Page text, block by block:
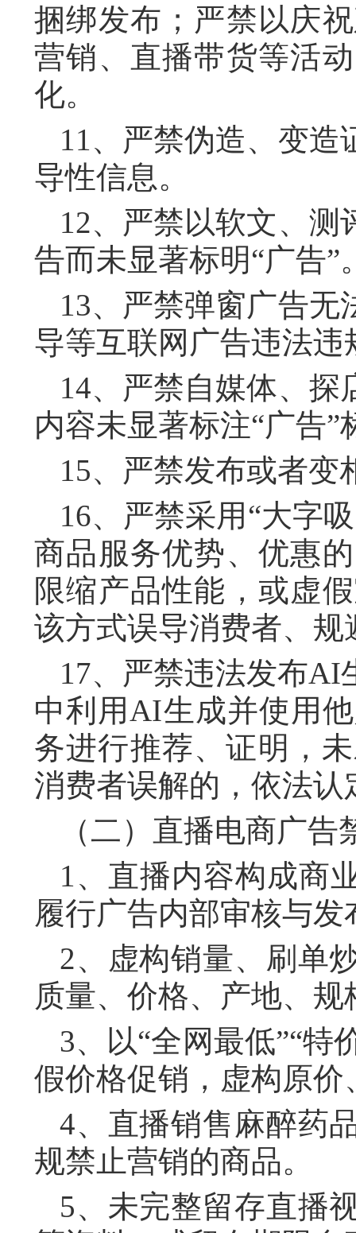
捆绑发布；严禁以庆
营销、直播带货等活
化。
11、严禁伪造、变
导性信息。
12、严禁以软文、
告而未显著标明“广告”
13、严禁弹窗广告
导等互联网广告违法违
14、严禁自媒体、
内容未显著标注“广告
15、严禁发布或者变
16、严禁采用“大字
商品服务优势、优惠
限缩产品性能，或虚
该方式误导消费者、规
17、严禁违法发布AI
中利用AI生成并使用
务进行推荐、证明，
消费者误解的，依法认
（二）直播电商广告
1、直播内容构成商
履行广告内部审核与发
2、虚构销量、刷单
质量、价格、产地、
3、以“全网最低”“特
假价格促销，虚构原
4、直播销售麻醉药
规禁止营销的商品。
5、未完整留存直播